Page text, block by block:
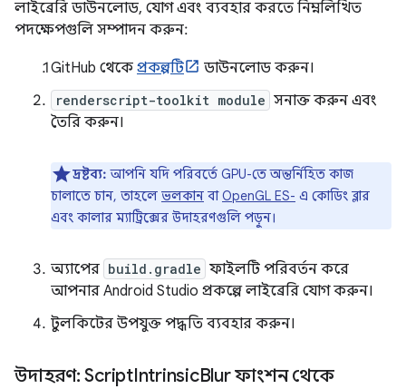
লাইব্রেরি ডাউনলোড, যোগ এবং ব্যবহার করতে নিম্নলিখিত
পদক্ষেপগুলি সম্পাদন করুন:
GitHub থেকে প্রকল্পটি ডাউনলোড করুন।
renderscript-toolkit module সনাক্ত করুন এবং
তৈরি করুন।
দ্রষ্টব্য: আপনি যদি পরিবর্তে GPU-তে অন্তর্নিহিত কাজ
চালাতে চান, তাহলে ভলকান বাOpenGL ES- এ কোডিং ব্লার
এবং কালার ম্যাট্রিক্সের উদাহরণগুলি পড়ুন।
অ্যাপের build.gradle ফাইলটি পরিবর্তন করে
আপনার Android Studio প্রকল্পে লাইব্রেরি যোগ করুন।
টুলকিটের উপযুক্ত পদ্ধতি ব্যবহার করুন।
উদাহরণ: ScriptIntrinsicBlur ফাংশন থেকে